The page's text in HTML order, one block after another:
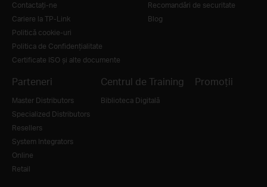
Contactați-ne
Cariere la TP-Link
Politică cookie-uri
Politica de Confidențialitate
Certificate ISO și alte documente
Recomandări de securitate
Blog
Parteneri
Master Distributors
Specialized Distributors
Resellers
System Integrators
Online
Retail
Centrul de Training
Biblioteca Digitală
Promoții